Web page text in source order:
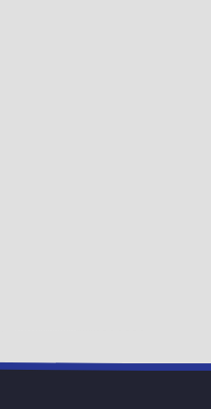
دستگاه نیز ۵ سرعته می باشد.
دستگاه نیز در صورت گرم شدن بیش
تر سرعت های پایین و میوه های سفت سرعت
های مشکی و سفید به بازار عرضه می گردد. ظرفیت مخزن این